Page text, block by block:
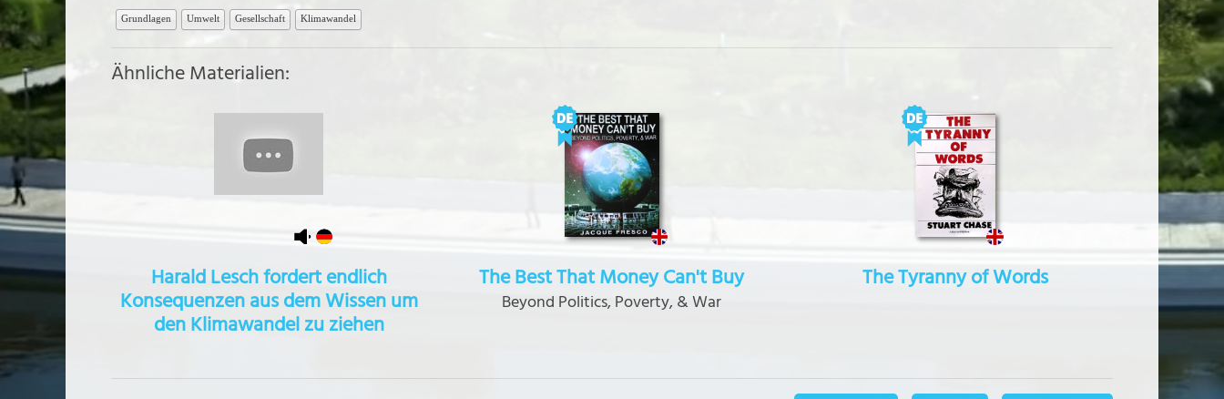
Grundlagen Umwelt Gesellschaft Klimawandel
Ähnliche Materialien:
Harald Lesch fordert endlich
Konsequenzen aus dem Wissen um
den Klimawandel zu ziehen
The Best That Money Can't Buy
Beyond Politics, Poverty, & War
The Tyranny of Words